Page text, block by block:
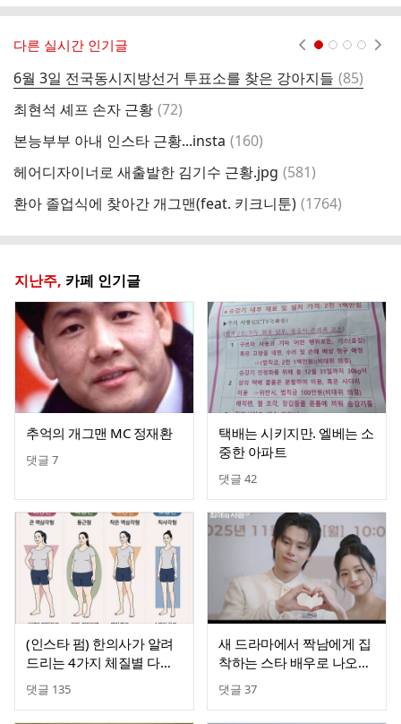
다른 실시간 인기글
6월 3일 전국동시지방선거 투표소를 찾은 강아지들 댓
글
(85)
최현석 셰프 손자 근황 댓
(72)
본능부부 아내 인스타 근황...insta 댓
(160)
헤어디자이너로 새출발한 김기수 근황.jpg 댓
(581)
환아 졸업식에 찾아간 개그맨(feat. 키크니툰) 댓
(1764)
지난주, 카페 인기글
추억의 개그맨 MC 정재환
댓글 7
택배는 시키지만. 엘베는 소
중한 아파트
댓글 42
(인스타 펌) 한의사가 알려
드리는 4가지 체질별 다이
어트
댓글 135
새 드라마에서 짝남에게 집
착하는 스타 배우로 나오는
있지 유나
댓글 37